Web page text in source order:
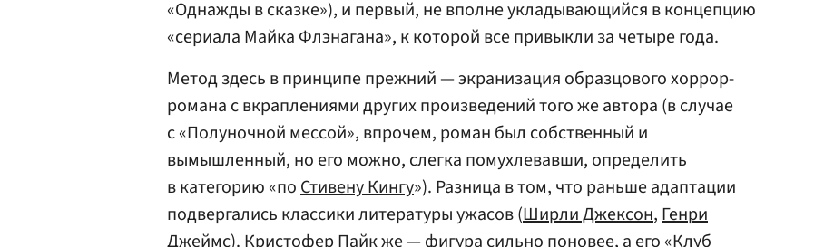
«Однажды в сказке»), и первый, не вполне укладывающийся в концепцию
«сериала Майка Флэнагана», к которой все привыкли за четыре года.
Метод здесь в принципе прежний — экранизация образцового хоррор-
романа с вкраплениями других произведений того же автора (в случае
с «Полуночной мессой», впрочем, роман был собственный и
вымышленный, но его можно, слегка помухлевавши, определить
в категорию «поСтивену Кингу»). Разница в том, что раньше адаптации
подвергались классики литературы ужасов (Ширли Джексон,Генри
Джеймс). Кристофер Пайк же — фигура сильно поновее, а его «Клуб